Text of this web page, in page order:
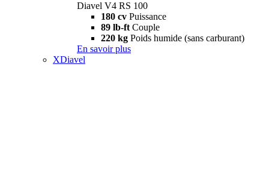
Diavel V4 RS 100
180 cv Puissance
89 lb-ft Couple
220 kg Poids humide (sans carburant)
En savoir plus
XDiavel